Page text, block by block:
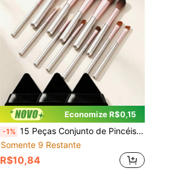
Economize R$0,15
-1% 15 Peças Conjunto de Pincéis de Maquiagem com Cabo de Madeira Premium, Inclui 12 Pincéis de Maquiagem com Cabo de Madeira e 3 Puffs de Pó de Fibra Sintética Super Macios e Fofos, Pincéis de Maquiagem de Nível Profissional. Conjunto Completo de Ferramentas de Maquiagem para Rosto e Olhos, Adequado para Base, Pó Solto, Blush, Contorno, Corretivo, Sombra, Sobrancelha, Delineador e Maquiagem Labial. Cabeça de Pincel Densa, Fácil de Misturar, Sem Desprendimento;
Somente 9 Restante
R$10,84